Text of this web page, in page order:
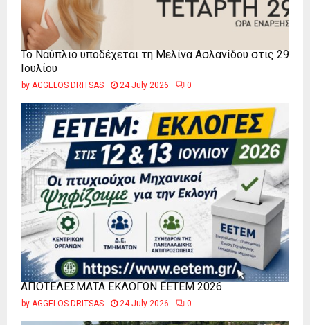
Το Ναύπλιο υποδέχεται τη Μελίνα Ασλανίδου στις 29
Ιουλίου
by AGGELOS DRITSAS 24 July 2026 0
ΑΠΟΤΕΛΕΣΜΑΤΑ ΕΚΛΟΓΩΝ ΕΕΤΕΜ 2026
by AGGELOS DRITSAS 24 July 2026 0